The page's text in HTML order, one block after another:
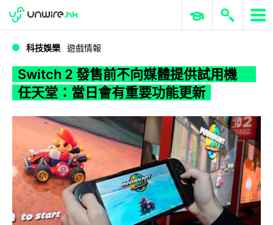
WWDC 2026 ERP 與商業 AI
科技娛樂 遊戲情報
Switch 2 發售前不向媒體提供試用機
任天堂：當日會有重要功能更新